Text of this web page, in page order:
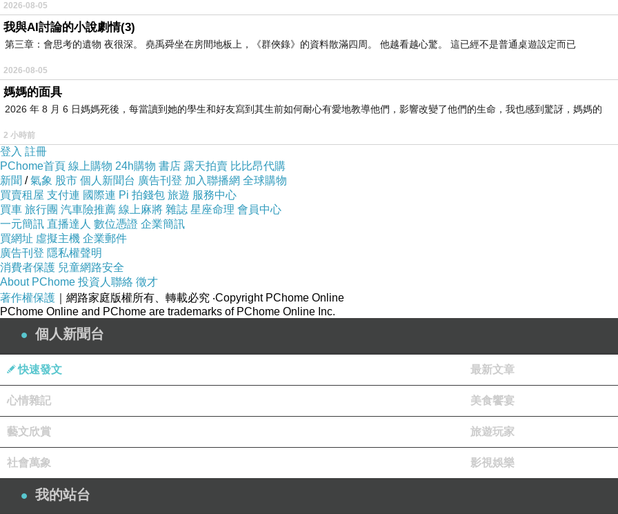
常常被姑姑罵
哈哈哈哈哈
今天崽崽只加班
一個半小時
因為崽崽中暑
又到了需要阿嬤刮痧的地步了
拉肚子也是
讓崽崽拉到頭昏眼花
先這樣
崽崽要去當屍體了
掰哺
2026-08-05
我與AI討論的小說劇情(3)
第三章：會思考的遺物 夜很深。 堯禹舜坐在房間地板上，《群俠錄》的資料散滿四周。 他越看越心驚。 這已經不是普通桌遊設定而已
2026-08-05
媽媽的面具
2026 年 8 月 6 日媽媽死後，每當讀到她的學生和好友寫到其生前如何耐心有愛地教導他們，影響改變了他們的生命，我也感到驚訝，媽媽的
2 小時前
登入 註冊
PChome首頁 線上購物 24h購物 書店 露天拍賣 比比昂代購
新聞 /氣象 股市 個人新聞台 廣告刊登 加入聯播網 全球購物
買賣租屋 支付連 國際連 Pi 拍錢包 旅遊 服務中心
買車 旅行團 汽車險推薦 線上麻將 雜誌 星座命理 會員中心
一元簡訊 直播達人 數位憑證 企業簡訊
買網址 虛擬主機 企業郵件
廣告刊登 隱私權聲明
消費者保護 兒童網路安全
About PChome 投資人聯絡 徵才
著作權保護 ｜網路家庭版權所有、轉載必究 ‧Copyright PChome Online
PChome Online and PChome are trademarks of PChome Online Inc.
個人新聞台
快速發文 最新文章
心情雜記 美食饗宴
藝文欣賞 旅遊玩家
社會萬象 影視娛樂
我的站台